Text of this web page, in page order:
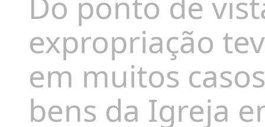
expropriação
em muitos
bens da Igreja